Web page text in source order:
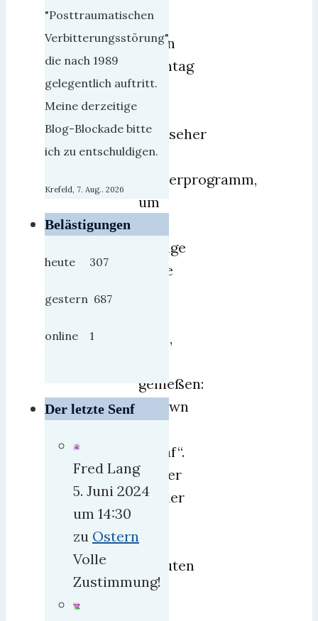
Wie
jeden
Sonntag
lief
Fernseher
mit
Kinderprogramm,
um
einzige
Serie
sehe,
genießen:
„Shawn
Schaf“.
Leider
wieder
paar
Minuten
zu
"Posttraumatischen
Verbitterungsstörung",
die nach 1989
gelegentlich auftritt.
Meine derzeitige
Blog-Blockade bitte
ich zu entschuldigen.
Krefeld, 7. Aug.. 2026
Belästigungen
heute 307
gestern 687
online 1
Der letzte Senf
Fred Lang
5. Juni 2024
um 14:30
zu Ostern
Volle
Zustimmung!